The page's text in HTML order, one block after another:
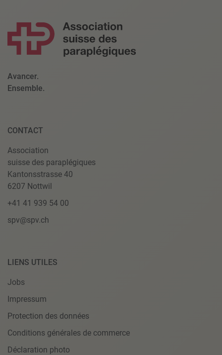
Avancer.
Ensemble.
CONTACT
Association
suisse des paraplégiques
Kantonsstrasse 40
6207 Nottwil
+41 41 939 54 00
spv@spv.ch
LIENS UTILES
Jobs
Impressum
Protection des données
Conditions générales de commerce
Déclaration photo